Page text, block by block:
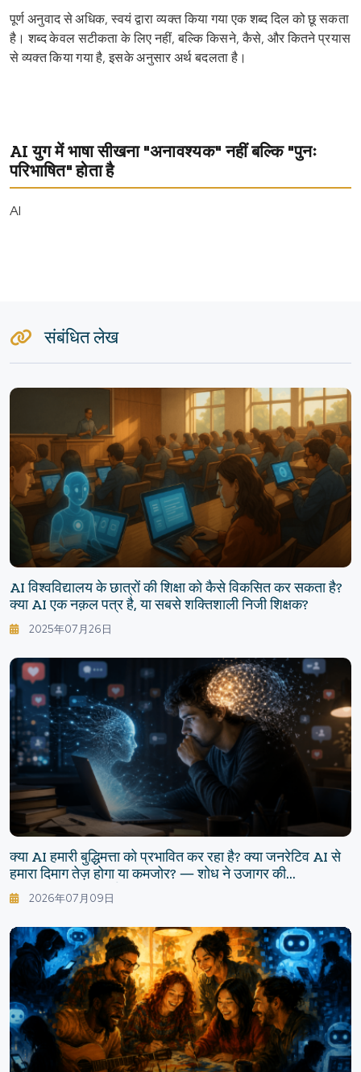
पूर्ण अनुवाद से अधिक, स्वयं द्वारा व्यक्त किया गया एक शब्द दिल को छू सकता
है। शब्द केवल सटीकता के लिए नहीं, बल्कि किसने, कैसे, और कितने प्रयास
से व्यक्त किया गया है, इसके अनुसार अर्थ बदलता है।
AI युग में भाषा सीखना "अनावश्यक" नहीं बल्कि "पुनः
परिभाषित" होता है
AI
संबंधित लेख
AI विश्वविद्यालय के छात्रों की शिक्षा को कैसे विकसित कर सकता है?
क्या AI एक नक़ल पत्र है, या सबसे शक्तिशाली निजी शिक्षक?
2025年07月26日
क्या AI हमारी बुद्धिमत्ता को प्रभावित कर रहा है? क्या जनरेटिव AI से
हमारा दिमाग तेज़ होगा या कमजोर? ― शोध ने उजागर की
असुविधाजनक सच्चाई
2026年07月09日